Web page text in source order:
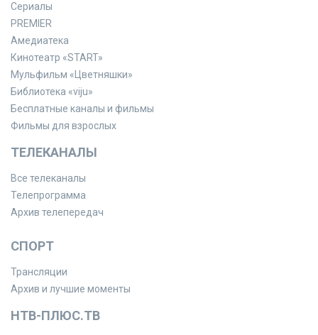
Сериалы
PREMIER
Амедиатека
Кинотеатр «START»
Мульфильм «Цветняшки»
Библиотека «viju»
Бесплатные каналы и фильмы
Фильмы для взрослых
ТЕЛЕКАНАЛЫ
Все телеканалы
Телепрограмма
Архив телепередач
СПОРТ
Трансляции
Архив и лучшие моменты
НТВ-ПЛЮС.ТВ